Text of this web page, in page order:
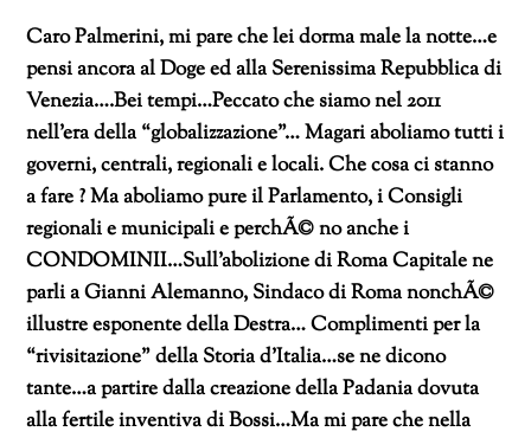
Caro Palmerini, mi pare che lei dorma male la notte…e
pensi ancora al Doge ed alla Serenissima Repubblica di
Venezia….Bei tempi…Peccato che siamo nel 2011
nell’era della “globalizzazione”…Magari aboliamo tutti i
governi, centrali, regionali e locali. Che cosa ci stanno
a fare ? Ma aboliamo pure il Parlamento, i Consigli
regionali e municipali e perchÃ© no anche i
CONDOMINII…Sull’abolizione di Roma Capitale ne
parli a Gianni Alemanno, Sindaco di Roma nonchÃ©
illustre esponente della Destra…Complimenti per la
“rivisitazione” della Storia d’Italia…se ne dicono
tante…a partire dalla creazione della Padania dovuta
alla fertile inventiva di Bossi…Ma mi pare che nella